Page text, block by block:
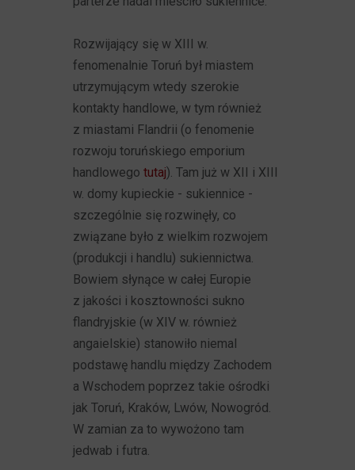
Rozwijający się w XIII w.
fenomenalnie Toruń był miastem
utrzymującym wtedy szerokie
kontakty handlowe, w tym również
z miastami Flandrii (o fenomenie
rozwoju toruńskiego emporium
handlowegotutaj). Tam już w XII i XIII
w. domy kupieckie - sukiennice -
szczególnie się rozwinęły, co
związane było z wielkim rozwojem
(produkcji i handlu) sukiennictwa.
Bowiem słynące w całej Europie
z jakości i kosztowności sukno
flandryjskie (w XIV w. również
angaielskie) stanowiło niemal
podstawę handlu między Zachodem
a Wschodem poprzez takie ośrodki
jak Toruń, Kraków, Lwów, Nowogród.
W zamian za to wywożono tam
jedwab i futra.